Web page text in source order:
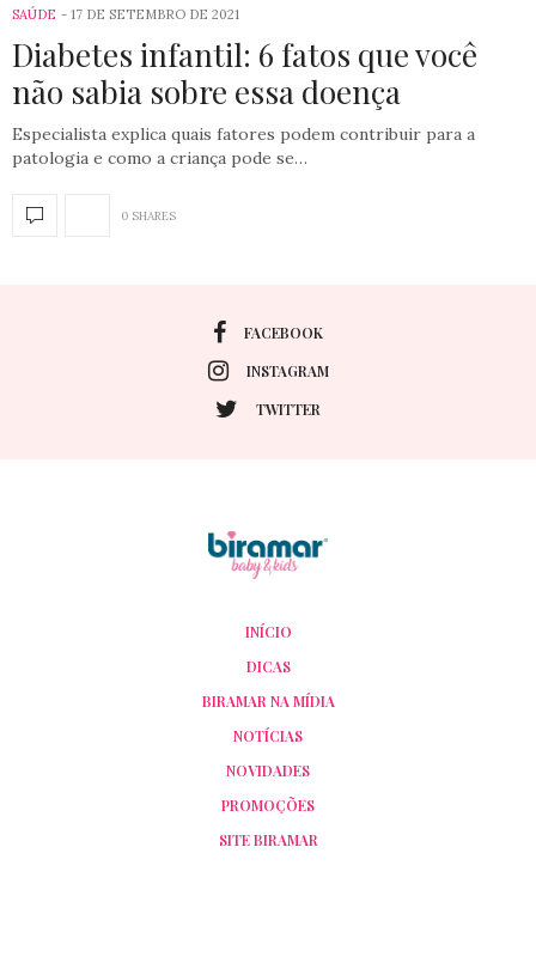
SAÚDE 17 DE SETEMBRO DE 2021
Diabetes infantil: 6 fatos que você
não sabia sobre essa doença
Especialista explica quais fatores podem contribuir para a
patologia e como a criança pode se…
0 SHARES
FACEBOOK
INSTAGRAM
TWITTER
INÍCIO
DICAS
BIRAMAR NA MÍDIA
NOTÍCIAS
NOVIDADES
PROMOÇÕES
SITE BIRAMAR